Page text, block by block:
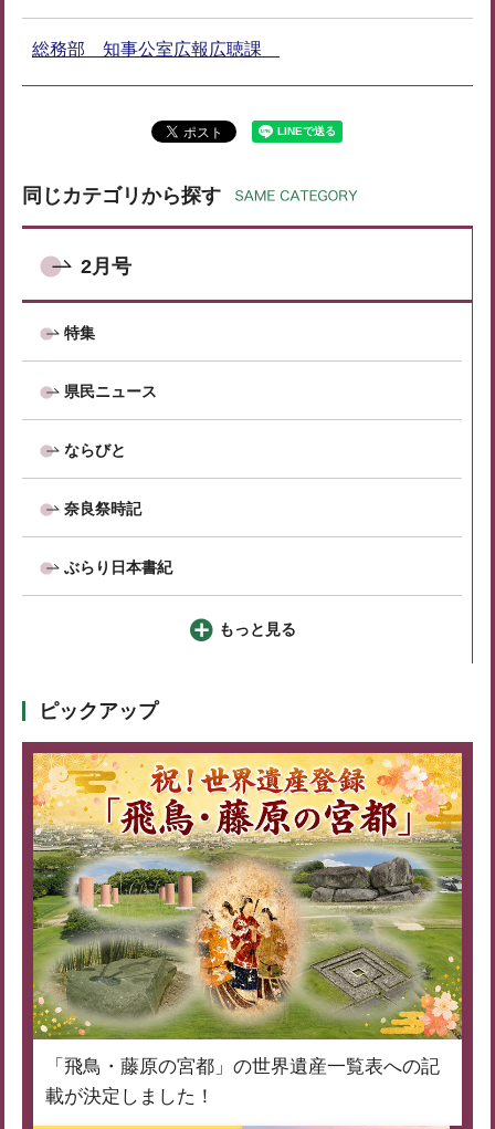
総務部 知事公室広報広聴課
同じカテゴリから探す
2月号
特集
県民ニュース
ならびと
奈良祭時記
ぶらり日本書紀
もっと見る
ピックアップ
「飛鳥・藤原の宮都」の世界遺産一覧表への記
載が決定しました！